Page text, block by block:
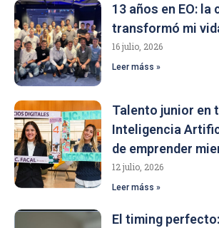
13 años en EO: la
transformó mi
16 julio, 2026
Leer máss »
Talento junior en
Inteligencia
de emprender
12 julio, 2026
Leer máss »
El timing